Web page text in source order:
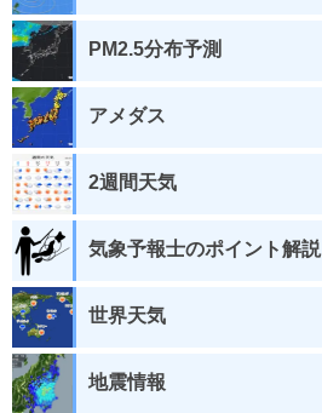
PM2.5分布予測
アメダス
2週間天気
気象予報士のポイント解説
世界天気
地震情報